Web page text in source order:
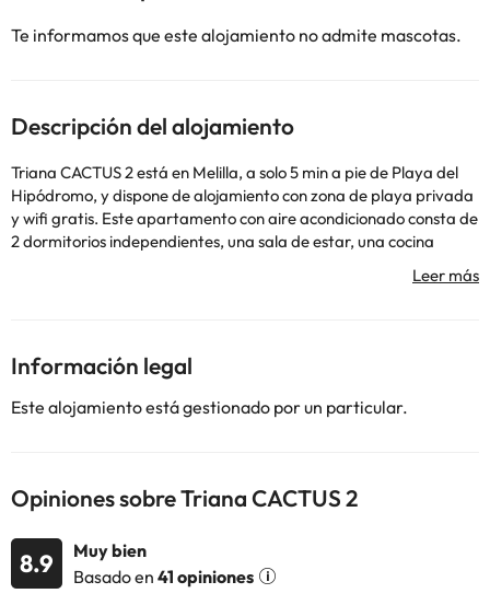
Te informamos que este alojamiento no admite mascotas.
Descripción del alojamiento
Triana CACTUS 2 está en Melilla, a solo 5 min a pie de Playa del
Hipódromo, y dispone de alojamiento con zona de playa privada
y wifi gratis. Este apartamento con aire acondicionado consta de
2 dormitorios independientes, una sala de estar, una cocina
totalmente equipada y 1 baño. Hay TV de pantalla plana. El
prevista de llegada. Para ello, puedes utilizar el apartado de
peticiones especiales al hacer la reserva o ponerte en contacto
directamente con el alojamiento. Los datos de contacto
aparecen en la confirmación de la reserva.
consultar sus tarifas directamente en el establecimiento. Toda la
alojamiento. Si tienes dudas, contáctanos.
Información legal
Este alojamiento está gestionado por un particular.
Opiniones sobre Triana CACTUS 2
8.9
Muy bien
Basado en 41 opiniones